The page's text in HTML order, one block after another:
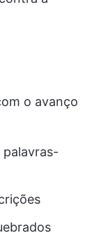
o avanço
palavras-